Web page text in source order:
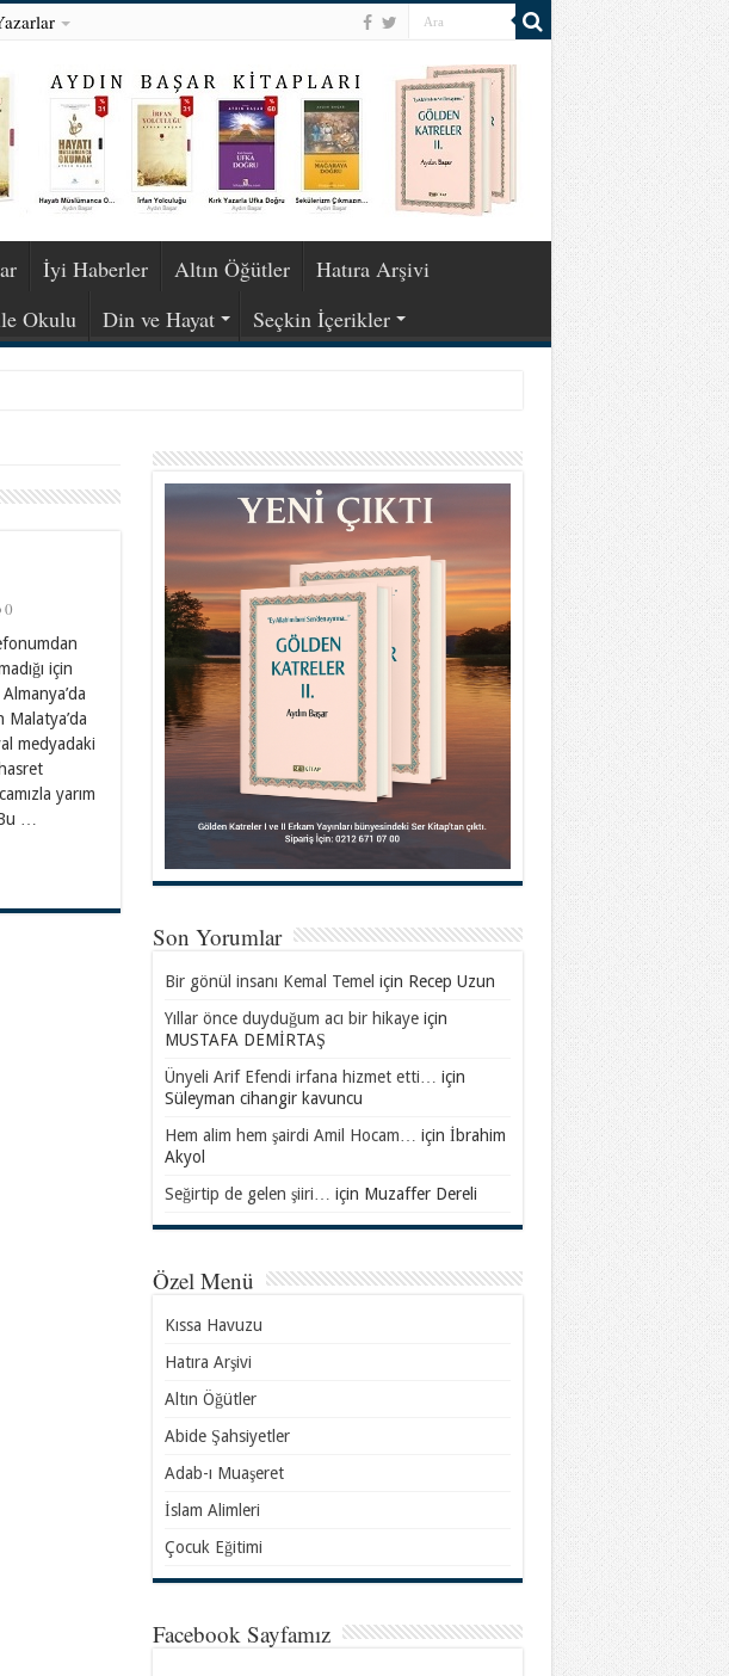
İyi Haberler Altın Öğütler
Hatıra Arşivi
Okulu Din ve Hayat Seçkin İçerikler
0
için
Malatya’da
medyadaki
yarım
…
Son Yorumlar
Bir gönül insanı Kemal Temel için Recep Uzun
Yıllar önce duyduğum acı bir hikayeiçin
MUSTAFA DEMİRTAŞ
Ünyeli Arif Efendi irfana hizmet etti…
için
Süleyman cihangir kavuncu
Hem alim hem şairdi Amil Hocam…
için İbrahim
Akyol
Seğirtip de gelen şiiri…
için Muzaffer Dereli
Özel Menü
Kıssa Havuzu
Hatıra Arşivi
Altın Öğütler
Abide Şahsiyetler
Adab-ı Muaşeret
İslam Alimleri
Çocuk Eğitimi
Facebook Sayfamız